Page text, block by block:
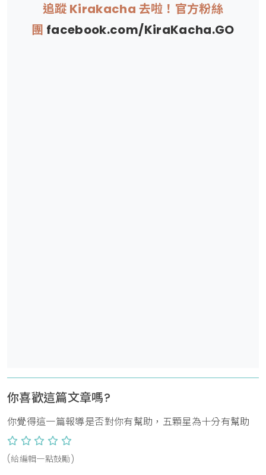
追蹤 Kirakacha 去啦！官方粉絲
團 facebook.com/KiraKacha.GO
你喜歡這篇文章嗎?
你覺得這一篇報導是否對你有幫助，五顆星為十分有幫助
(給編輯一點鼓勵)